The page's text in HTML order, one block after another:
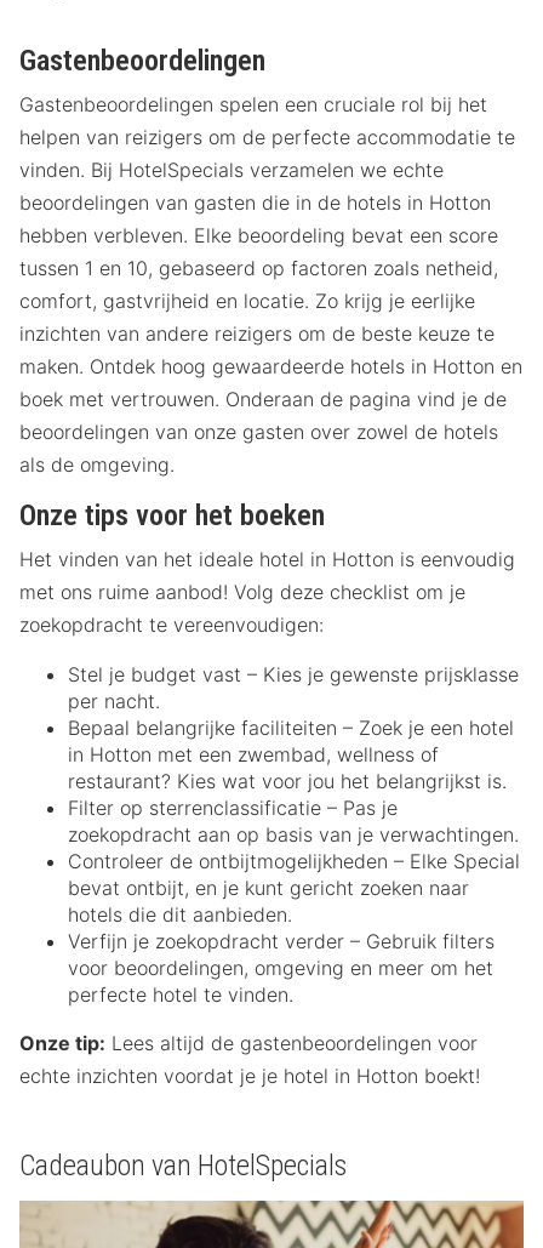
Gastenbeoordelingen
Gastenbeoordelingen spelen een cruciale rol bij het
helpen van reizigers om de perfecte accommodatie te
vinden. Bij HotelSpecials verzamelen we echte
beoordelingen van gasten die in de hotels in Hotton
hebben verbleven. Elke beoordeling bevat een score
tussen 1 en 10, gebaseerd op factoren zoals netheid,
comfort, gastvrijheid en locatie. Zo krijg je eerlijke
inzichten van andere reizigers om de beste keuze te
maken. Ontdek hoog gewaardeerde hotels in Hotton en
boek met vertrouwen. Onderaan de pagina vind je de
beoordelingen van onze gasten over zowel de hotels
als de omgeving.
Onze tips voor het boeken
Het vinden van het ideale hotel in Hotton is eenvoudig
met ons ruime aanbod! Volg deze checklist om je
zoekopdracht te vereenvoudigen:
Stel je budget vast – Kies je gewenste prijsklasse
per nacht.
Bepaal belangrijke faciliteiten – Zoek je een hotel
in Hotton met een zwembad, wellness of
restaurant? Kies wat voor jou het belangrijkst is.
Filter op sterrenclassificatie – Pas je
zoekopdracht aan op basis van je verwachtingen.
Controleer de ontbijtmogelijkheden – Elke Special
bevat ontbijt, en je kunt gericht zoeken naar
hotels die dit aanbieden.
Verfijn je zoekopdracht verder – Gebruik filters
voor beoordelingen, omgeving en meer om het
perfecte hotel te vinden.
Onze tip: Lees altijd de gastenbeoordelingen voor
echte inzichten voordat je je hotel in Hotton boekt!
Cadeaubon van HotelSpecials